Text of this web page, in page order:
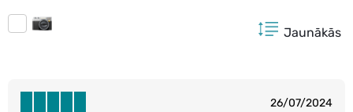
Jaunākās
26/07/2024